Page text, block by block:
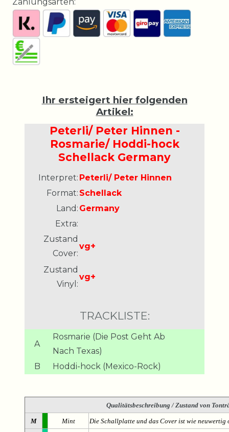
Ihr ersteigert hier folgenden
Artikel:
Peterli/ Peter Hinnen -
Rosmarie/ Hoddi-hock
Schellack Germany
Interpret: Peterli/ Peter Hinnen
Format: Schellack
Land: Germany
Extra:
Zustand
Cover:
vg+
Zustand
Vinyl:
vg+
TRACKLISTE:
A
Rosmarie (Die Post Geht Ab
Nach Texas)
B
Hoddi-hock (Mexico-Rock)
Qualitätsbeschreibung / Zustand von
M Mint Die Schallplatte und das Cover ist wie